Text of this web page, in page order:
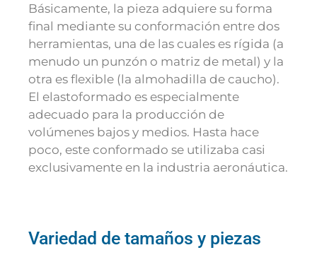
Básicamente, la pieza adquiere su forma
final mediante su conformación entre dos
herramientas, una de las cuales es rígida (a
menudo un punzón o matriz de metal) y la
otra es flexible (la almohadilla de caucho).
El elastoformado es especialmente
adecuado para la producción de
volúmenes bajos y medios. Hasta hace
poco, este conformado se utilizaba casi
exclusivamente en la industria aeronáutica.
Variedad de tamaños y piezas